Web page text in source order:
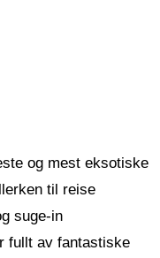
og mest eksotiske
til reise
suge-in
fullt av fantastiske